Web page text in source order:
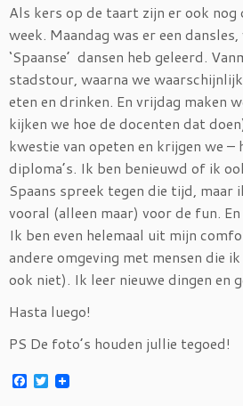
Als kers op de taart zijn er ook
week. Maandag was er een
‘Spaanse’ dansen heb geleerd.
stadstour, waarna we waarschijnlijk
eten en drinken. En vrijdag maken
kijken we hoe de docenten dat
kwestie van opeten en krijgen we –
diploma’s. Ik ben benieuwd of ik
Spaans spreek tegen die tijd, maar
vooral (alleen maar) voor de fun.
Ik ben even helemaal uit mijn
andere omgeving met mensen die
ook niet). Ik leer nieuwe dingen en
Hasta luego!
PS De foto’s houden jullie tegoed!
F
T
w